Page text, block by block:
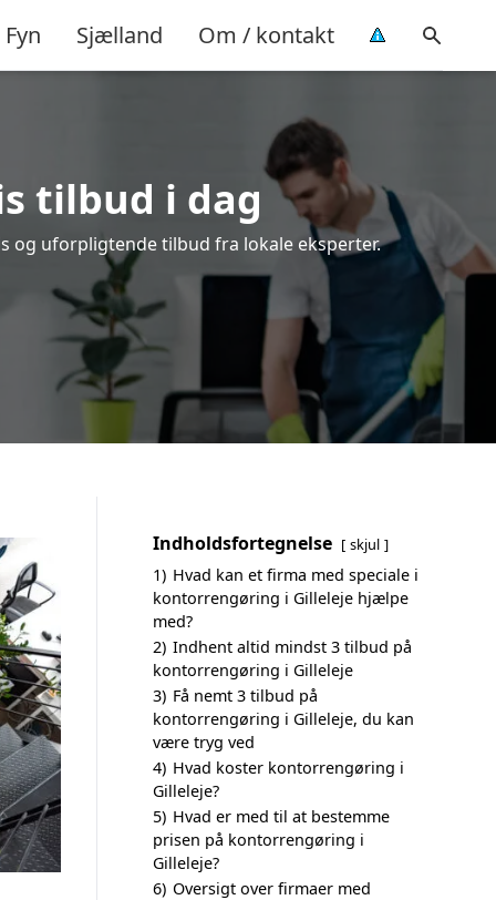
Fyn Sjælland Om / kontakt
tilbud i dag
og uforpligtende tilbud fra lokale eksperter.
Indholdsfortegnelse skjul
1) Hvad kan et firma med speciale i
kontorrengøring i Gilleleje hjælpe
med?
2) Indhent altid mindst 3 tilbud på
kontorrengøring i Gilleleje
3) Få nemt 3 tilbud på
kontorrengøring i Gilleleje, du kan
være tryg ved
4) Hvad koster kontorrengøring i
Gilleleje?
5) Hvad er med til at bestemme
prisen på kontorrengøring i
Gilleleje?
6) Oversigt over firmaer med